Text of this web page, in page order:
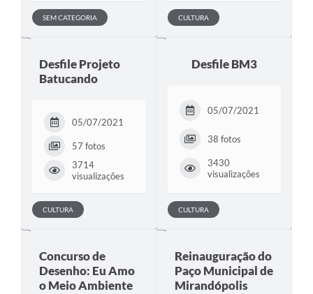
SEM CATEGORIA CULTURA
Desfile Projeto
Batucando
05/07/2021
57 fotos
3714
visualizações
CULTURA
Desfile BM3
05/07/2021
38 fotos
3430
visualizações
CULTURA
Concurso de
Desenho: Eu Amo
o Meio Ambiente
Reinauguração do
Paço Municipal de
Mirandópolis